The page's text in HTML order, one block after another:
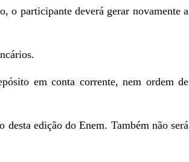
o participante deverá gerar novamente a
em conta corrente, nem ordem de
edição do Enem. Também não será